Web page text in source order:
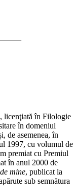
licenţiată în Filologie
în domeniul
de asemenea, în
1997, cu volumul de
premiat cu Premiul
în anul 2000 de
mine, publicat la
sub semnătura